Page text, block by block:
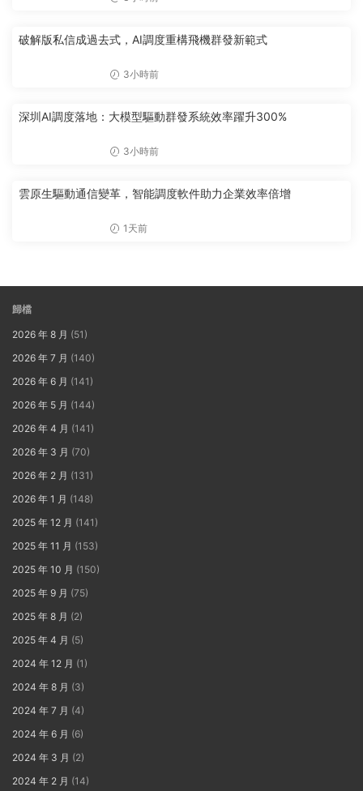
破解版私信成過去式，AI調度重構飛機群發新範式
3小時前
深圳AI調度落地：大模型驅動群發系統效率躍升300%
3小時前
雲原生驅動通信變革，智能調度軟件助力企業效率倍增
1天前
歸檔
2026 年 8 月 (51)
2026 年 7 月 (140)
2026 年 6 月 (141)
2026 年 5 月 (144)
2026 年 4 月 (141)
2026 年 3 月 (70)
2026 年 2 月 (131)
2026 年 1 月 (148)
2025 年 12 月 (141)
2025 年 11 月 (153)
2025 年 10 月 (150)
2025 年 9 月 (75)
2025 年 8 月 (2)
2025 年 4 月 (5)
2024 年 12 月 (1)
2024 年 8 月 (3)
2024 年 7 月 (4)
2024 年 6 月 (6)
2024 年 3 月 (2)
2024 年 2 月 (14)